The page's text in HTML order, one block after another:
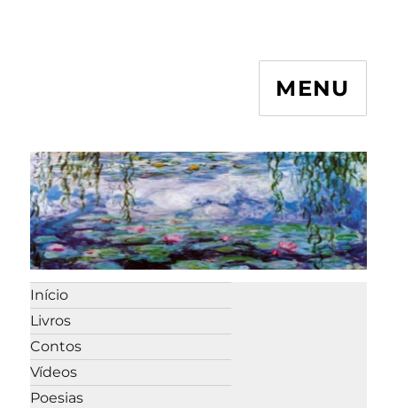
MENU
Início
Livros
Contos
Vídeos
Poesias